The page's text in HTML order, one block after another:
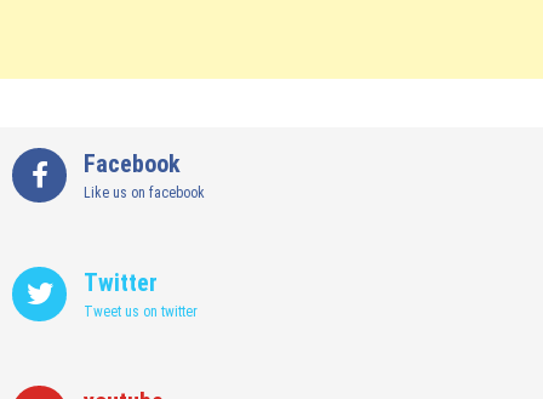
Facebook
Like us on facebook
Twitter
Tweet us on twitter